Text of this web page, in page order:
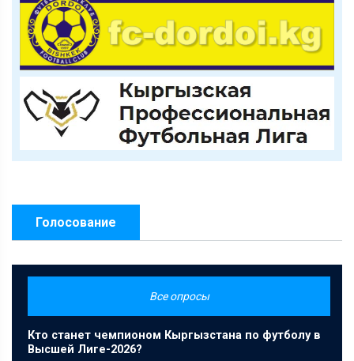
Голосование
Все опросы
Кто станет чемпионом Кыргызстана по футболу в
Высшей Лиге-2026?